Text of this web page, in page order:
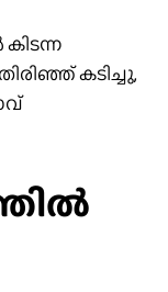
കടിച്ചു,